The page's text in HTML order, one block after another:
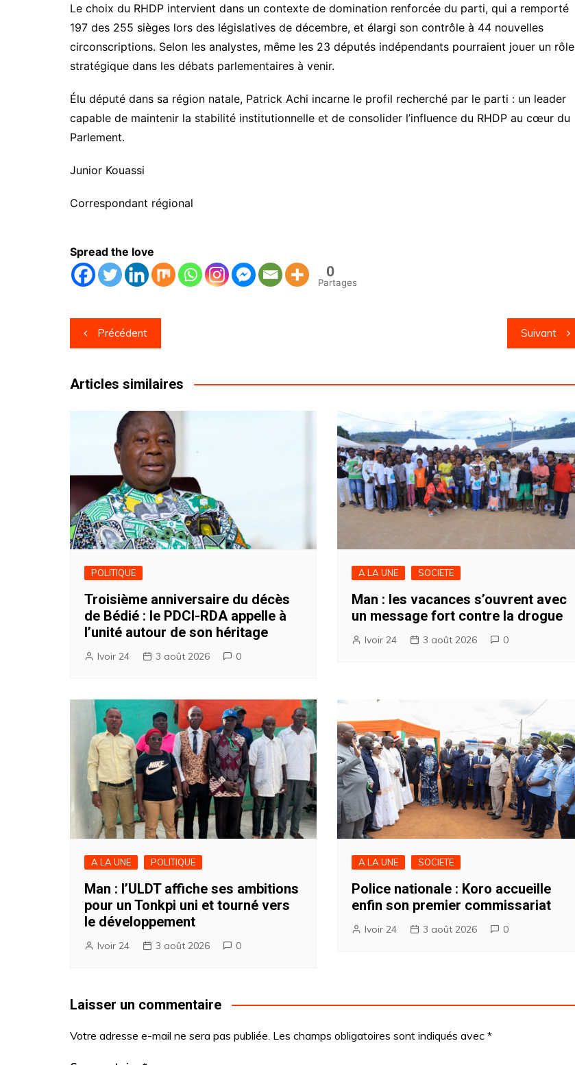
Le choix du RHDP intervient dans un contexte de domination renforcée du parti, qui a remporté
197 des 255 sièges lors des législatives de décembre, et élargi son contrôle à 44 nouvelles
circonscriptions. Selon les analystes, même les 23 députés indépendants pourraient jouer un rôle
stratégique dans les débats parlementaires à venir.
Élu député dans sa région natale, Patrick Achi incarne le profil recherché par le parti : un leader
capable de maintenir la stabilité institutionnelle et de consolider l’influence du RHDP au cœur du
Parlement.
Junior Kouassi
Correspondant régional
Spread the love
0
Partages
Navigation
de
l’article
Précédent Suivant
Articles similaires
POLITIQUE
Troisième anniversaire du décès
de Bédié : le PDCI-RDA appelle à
l’unité autour de son héritage
Ivoir 24 3 août 2026 0
A LA UNE SOCIETE
Man : les vacances s’ouvrent avec
un message fort contre la drogue
Ivoir 24 3 août 2026 0
A LA UNE POLITIQUE
Man : l’ULDT affiche ses ambitions
pour un Tonkpi uni et tourné vers
le développement
Ivoir 24 3 août 2026 0
A LA UNE SOCIETE
Police nationale : Koro accueille
enfin son premier commissariat
Ivoir 24 3 août 2026 0
Laisser un commentaire
Votre adresse e-mail ne sera pas publiée. Les champs obligatoires sont indiqués avec *